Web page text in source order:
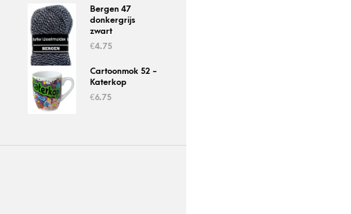
Bergen 47
donkergrijs
zwart
€4.75
Cartoonmok 52 -
Katerkop
€6.75